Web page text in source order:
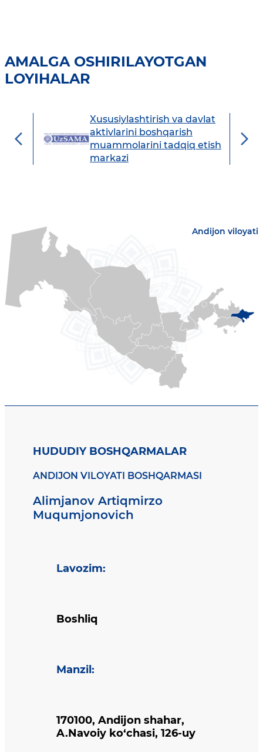
AMALGA OSHIRILAYOTGAN
LOYIHALAR
Xususiylashtirish va davlat
aktivlarini boshqarish
muammolarini tadqiq etish
markazi
Andijon viloyati
HUDUDIY BOSHQARMALAR
ANDIJON VILOYATI BOSHQARMASI
Alimjanov Artiqmirzo
Muqumjonovich
Lavozim:
Boshliq
Manzil :
170100, Andijon shahar,
A.Navoiy ko‘chasi, 126-uy